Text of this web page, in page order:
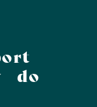
do